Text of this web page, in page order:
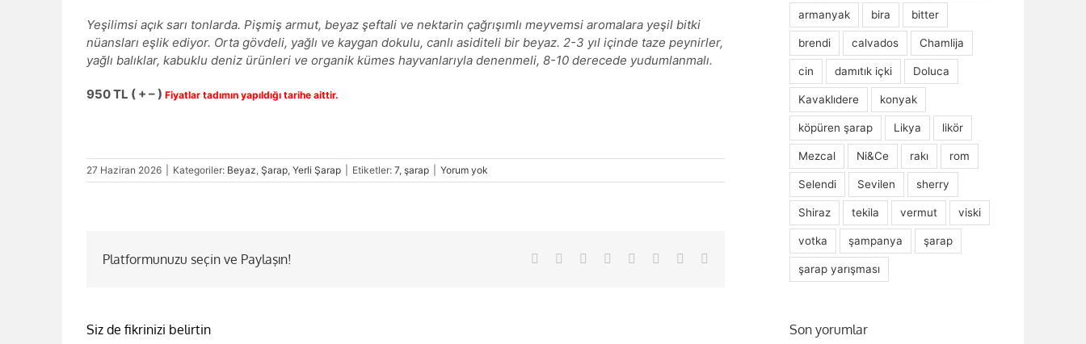
Yeşilimsi açık sarı tonlarda. Pişmiş armut, beyaz şeftali ve nektarin çağrışımlı meyvemsi aromalara yeşil bitki
nüansları eşlik ediyor. Orta gövdeli, yağlı ve kaygan dokulu, canlı asiditeli bir beyaz. 2-3 yıl içinde taze peynirler,
yağlı balıklar, kabuklu deniz ürünleri ve organik kümes hayvanlarıyla denenmeli, 8-10 derecede yudumlanmalı.
950 TL ( + – ) Fiyatlar tadımın yapıldığı tarihe aittir.
27 Haziran 2026 Kategoriler: Beyaz, Şarap, Yerli Şarap Etiketler: 7, şarap Yorum yok
Platformunuzu seçin ve Paylaşın! Facebook Reddit LinkedIn
TumblrPinterest
Siz de fikrinizi belirtin
armanyak bira bitter
brendi calvados Chamlija
cin damıtık içki Doluca
Kavaklıdere konyak
köpüren şarap Likya likör
Mezcal Ni&Ce rakı rom
Selendi Sevilen sherry
Shiraz tekila vermut viski
votka şampanya şarap
şarap yarışması
Son yorumlar